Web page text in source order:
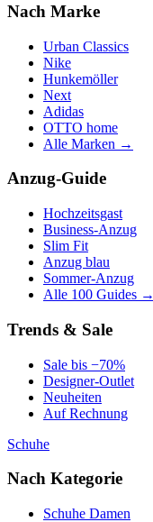
Nach Marke
Urban Classics
Nike
Hunkemöller
Next
Adidas
OTTO home
Alle Marken →
Anzug-Guide
Hochzeitsgast
Business-Anzug
Slim Fit
Anzug blau
Sommer-Anzug
Alle 100 Guides →
Trends & Sale
Sale bis −70%
Designer-Outlet
Neuheiten
Auf Rechnung
Schuhe
Nach Kategorie
Schuhe Damen